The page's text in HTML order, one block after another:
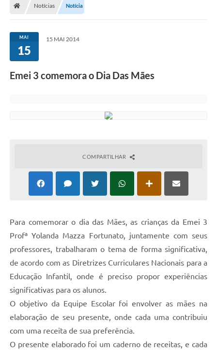
Notícias Notícia
MAI
15
15 MAI 2014
Emei 3 comemora o Dia Das Mães
COMPARTILHAR
Para comemorar o dia das Mães, as crianças da Emei 3
Profª Yolanda Mazza Fortunato, juntamente com seus
professores, trabalharam o tema de forma significativa,
de acordo com as Diretrizes Curriculares Nacionais para a
Educação Infantil, onde é preciso propor experiências
significativas para os alunos.
O objetivo da Equipe Escolar foi envolver as mães na
elaboração de seu presente, onde cada uma contribuiu
com uma receita de sua preferência.
O presente elaborado foi um caderno de receitas, e cada